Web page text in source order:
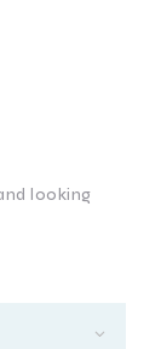
looking